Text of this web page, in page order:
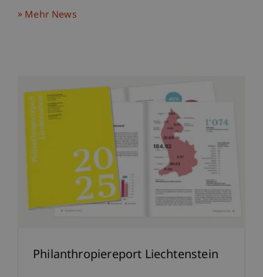
Mehr News
Philanthropiereport Liechtenstein